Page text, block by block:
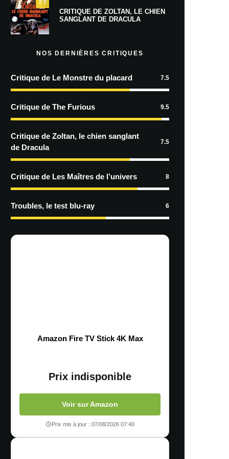
7.5
CRITIQUE DE ZOLTAN, LE CHIEN
SANGLANT DE DRACULA
NOS DERNIÈRES CRITIQUES
Critique de Le Monstre du placard 7.5
Critique de The Furious 9.5
Critique de Zoltan, le chien sanglant
de Dracula
7.5
Critique de Les Maîtres de l’univers 8
Troubles, le test blu-ray 6
Amazon Fire TV Stick 4K Max
Prix indisponible
Voir sur Amazon
Prix mis à jour : 07/08/2026 07:40